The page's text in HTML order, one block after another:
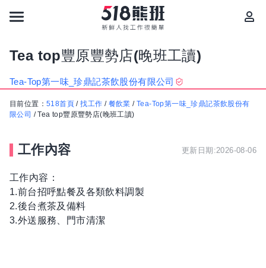
Tea top豐原豐勢店(晚班工讀)
Tea-Top第一味_珍鼎記茶飲股份有限公司
目前位置： 518首頁 /找工作 / 餐飲業 /Tea-Top第一味_珍鼎記茶飲股份有
限公司 /Tea top豐原豐勢店(晚班工讀)
工作內容 更新日期:2026-08-06
工作內容：
1.前台招呼點餐及各類飲料調製
2.後台煮茶及備料
3.外送服務、門市清潔